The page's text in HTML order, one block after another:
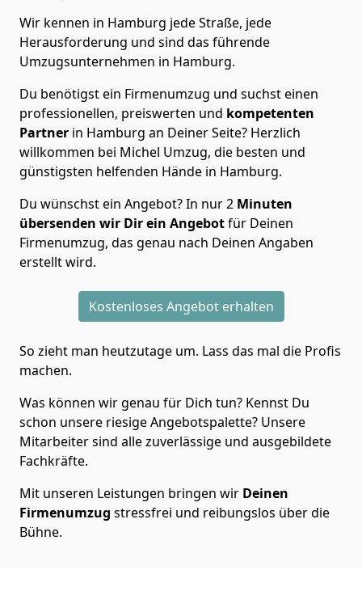
Wir kennen in Hamburg jede Straße, jede
Herausforderung und sind das führende
Umzugsunternehmen in Hamburg.
Du benötigst ein Firmenumzug und suchst einen
professionellen, preiswerten und kompetenten
Partner in Hamburg an Deiner Seite? Herzlich
willkommen bei Michel Umzug, die besten und
günstigsten helfenden Hände in Hamburg.
Du wünschst ein Angebot? In nur 2 Minuten
übersenden wir Dir ein Angebotfür Deinen
Firmenumzug, das genau nach Deinen Angaben
erstellt wird.
Kostenloses Angebot erhalten
So zieht man heutzutage um. Lass das mal die Profis
machen.
Was können wir genau für Dich tun? Kennst Du
schon unsere riesige Angebotspalette? Unsere
Mitarbeiter sind alle zuverlässige und ausgebildete
Fachkräfte.
Mit unseren Leistungen bringen wir Deinen
Firmenumzug stressfrei und reibungslos über die
Bühne.